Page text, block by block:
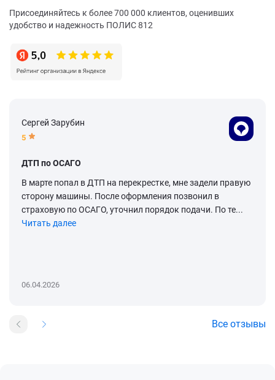
Присоединяйтесь к более 700 000 клиентов, оценивших
удобство и надежность ПОЛИС 812
Сергей Зарубин
5
ДТП по ОСАГО
В марте попал в ДТП на перекрестке, мне задели правую
сторону машины. После оформления позвонил в
страховую по ОСАГО, уточнил порядок подачи. По те...
Читать далее
06.04.2026
Все отзывы